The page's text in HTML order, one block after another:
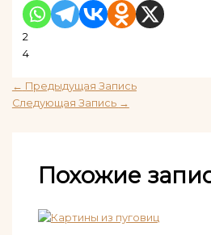
2
4
← Предыдущая Запись
Следующая Запись →
Похожие